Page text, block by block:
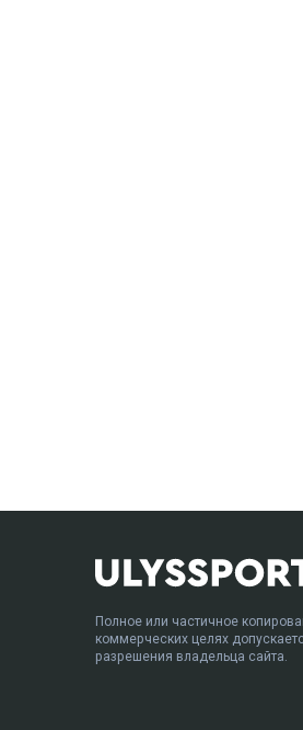
Полное или частичное
коммерческих целях
разрешения владельца сайта.